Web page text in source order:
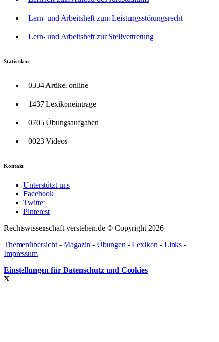
Lern- und Arbeitsheft zum Leistungsstörungsrecht
Lern- und Arbeitsheft zur Stellvertretung
Statistiken
0334 Artikel online
1437 Lexikoneinträge
0705 Übungsaufgaben
0023 Videos
Kontakt
Unterstützt uns
Facebook
Twitter
Pinterest
Rechtswissenschaft-verstehen.de © Copyright 2026
Themenübersicht - Magazin - Übungen - Lexikon - Links -
Impressum
Einstellungen für Datenschutz und Cookies
X